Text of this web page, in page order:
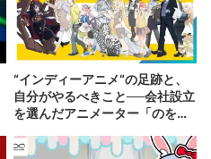
“インディーアニメ“の足跡と、
自分がやるべきこと──会社設立
を選んだアニメーター「のを